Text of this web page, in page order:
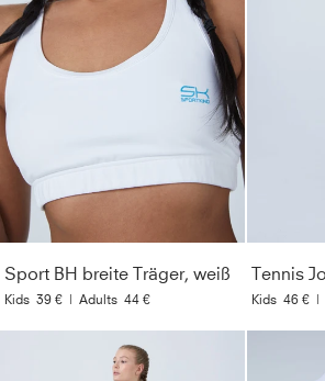
Sport BH breite Träger, weiß
Kids 39 € | Adults 44 € Kids 46 € |